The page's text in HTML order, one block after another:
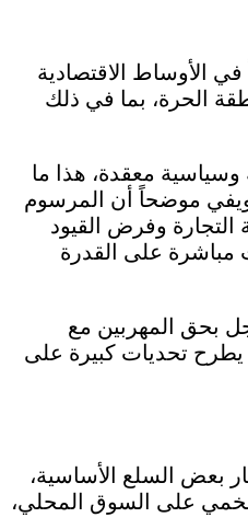
واسعاً في الأوساط الاقتصادية
الحرة، بما في ذلك
معقدة، هذا ما
موضحاً أن المرسوم
وفرض القيود
مباشرة على القدرة
206 و217، يمنح النفاذ المعجل بحق المهربين مع
يطرح تحديات كبيرة على
بعض السلع الأساسية،
على السوق المحلي،